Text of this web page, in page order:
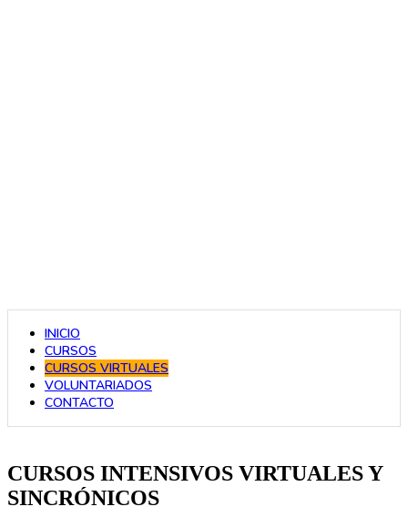
INICIO
CURSOS
CURSOS VIRTUALES
VOLUNTARIADOS
CONTACTO
CURSOS INTENSIVOS VIRTUALES Y
SINCRÓNICOS